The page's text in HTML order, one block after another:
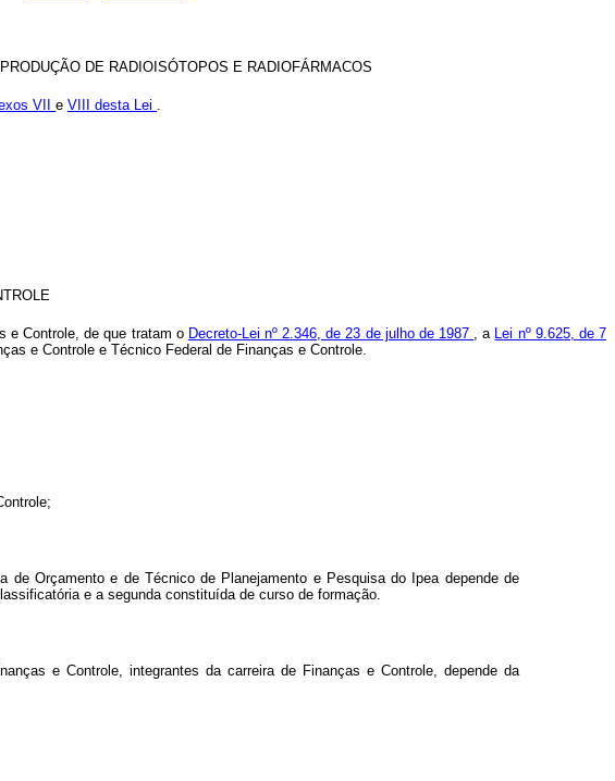
DE RADIOISÓTOPOS E RADIOFÁRMACOS
VII e VIII desta Lei .
e Controle, de que tratam o Decreto-Lei nº 2.346, de 23 de julho de 1987 , a Lei nº 9.625, de 7
e Controle e Técnico Federal de Finanças e Controle.
Orçamento e de Técnico de Planejamento e Pesquisa do Ipea depende de
e a segunda constituída de curso de formação.
e Controle, integrantes da carreira de Finanças e Controle, depende da